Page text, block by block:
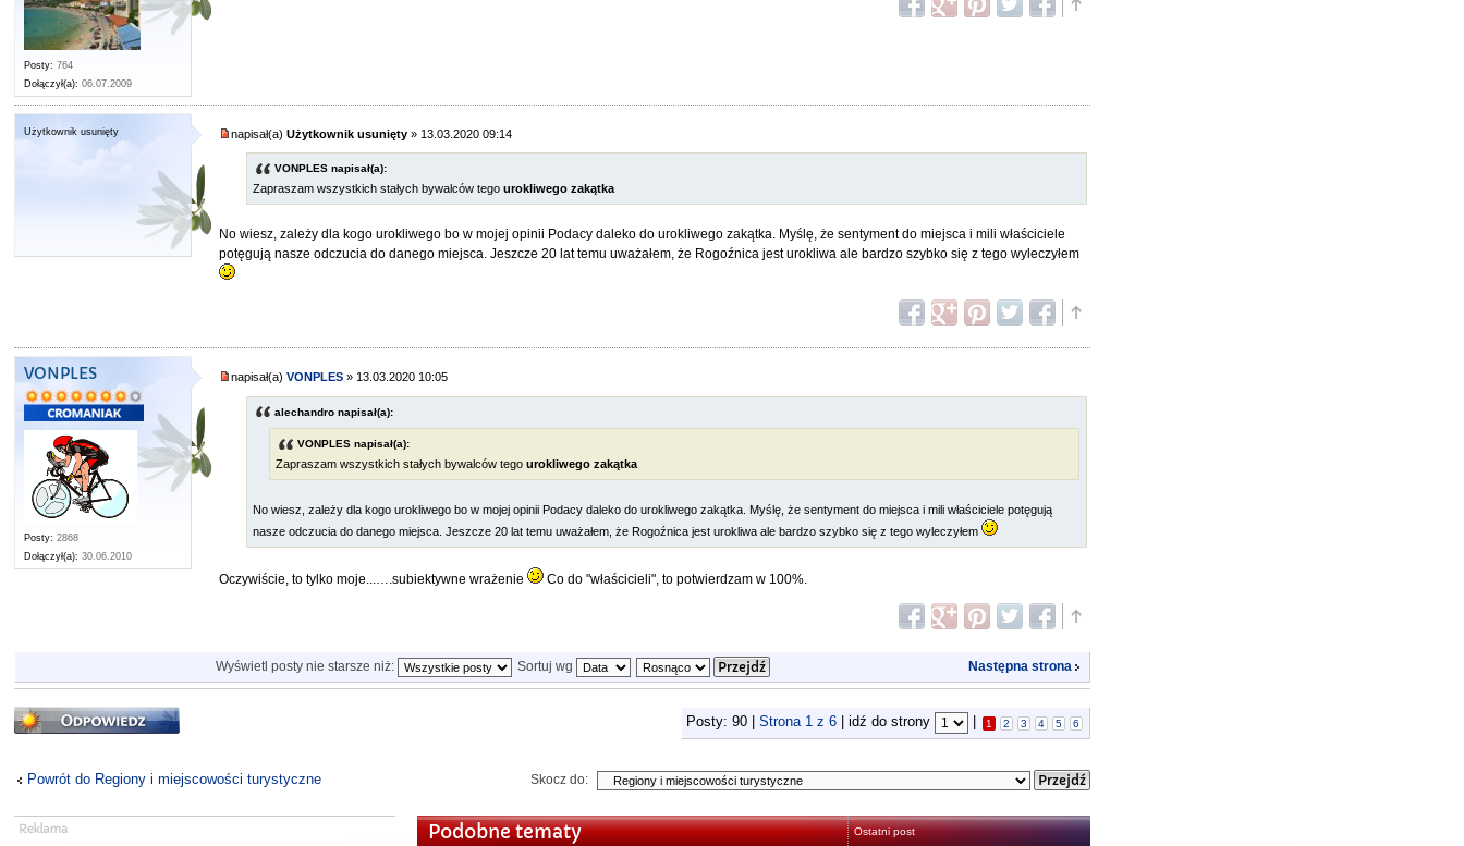
Posty: 764
Dołączył(a): 06.07.2009
Użytkownik usunięty napisał(a)Użytkownik usunięty » 13.03.2020 09:14
VONPLES napisał(a):
Zapraszam wszystkich stałych bywalców tegourokliwego zakątka
No wiesz, zależy dla kogo urokliwego bo w mojej opinii Podacy daleko do urokliwego zakątka. Myślę, że sentyment do miejsca i mili właściciele
potęgują nasze odczucia do danego miejsca. Jeszcze 20 lat temu uważałem, że Rogoźnica jest urokliwa ale bardzo szybko się z tego wyleczyłem
VONPLES
Posty: 2868
Dołączył(a): 30.06.2010
napisał(a)VONPLES » 13.03.2020 10:05
alechandro napisał(a):
VONPLES napisał(a):
Zapraszam wszystkich stałych bywalców tegourokliwego zakątka
No wiesz, zależy dla kogo urokliwego bo w mojej opinii Podacy daleko do urokliwego zakątka. Myślę, że sentyment do miejsca i mili właściciele potęgują
nasze odczucia do danego miejsca. Jeszcze 20 lat temu uważałem, że Rogoźnica jest urokliwa ale bardzo szybko się z tego wyleczyłem
Oczywiście, to tylko moje...….subiektywne wrażenie Co do "właścicieli", to potwierdzam w 100%.
Następna strona
Wyświetl posty nie starsze niż: Sortuj wg
Odpowiedz Posty: 90 | Strona 1z 6| idź do strony 1 2 3 4 5 6
Powrót do Regiony i miejscowości turystyczne Skocz do:
Podobne tematy Ostatni post